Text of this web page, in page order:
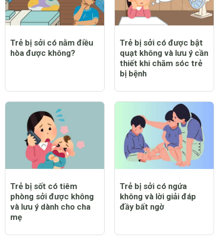
Trẻ bị sởi có nằm điều
hòa được không?
Trẻ bị sởi có được bật
quạt không và lưu ý cần
thiết khi chăm sóc trẻ
bị bệnh
Trẻ bị sốt có tiêm
phòng sởi được không
và lưu ý dành cho cha
mẹ
Trẻ bị sởi có ngứa
không và lời giải đáp
đầy bất ngờ